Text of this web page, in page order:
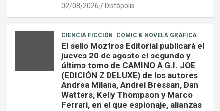
02/08/2026 Distópolis
CIENCIA FICCIÓN CÓMIC & NOVELA GRÁFICA
El sello Moztros Editorial publicará el
jueves 20 de agosto el segundo y
último tomo de CAMINO A G.I. JOE
(EDICIÓN Z DELUXE) de los autores
Andrea Milana, Andrei Bressan, Dan
Watters, Kelly Thompson y Marco
Ferrari, en el que espionaje, alianzas